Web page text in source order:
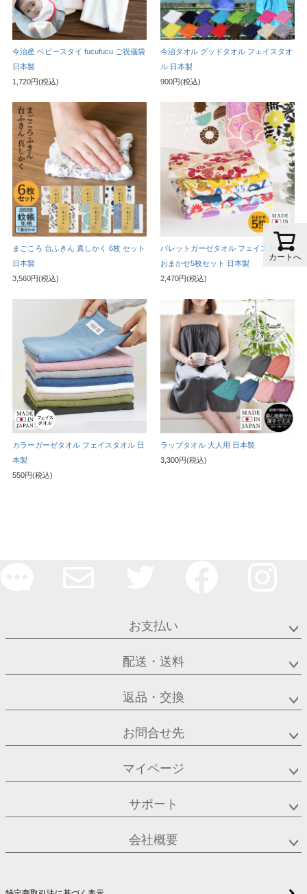
今治産 ベビースタイ fucufucu ご祝儀袋
日本製
1,720円(税込)
今治タオル グッドタオル フェイスタオ
ル 日本製
900円(税込)
まごころ 台ふきん 真しかく 6枚 セット
日本製
3,560円(税込)
パレットガーゼタオル フェイスタオル
おまかせ5枚セット 日本製
2,470円(税込)
カラーガーゼタオル フェイスタオル 日
本製
550円(税込)
ラップタオル 大人用 日本製
3,300円(税込)
お支払い
配送・送料
返品・交換
お問合せ先
マイページ
サポート
会社概要
カートへ